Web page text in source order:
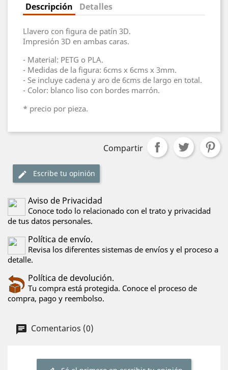
Descripción Detalles
Llavero con figura de patín 3D.
Impresión 3D en ambas caras.
- Material: PETG o PLA.
- Medidas de la figura: 6cms x 6cms x 3mm.
- Se incluye cadena y aro de 6cms de largo en total.
- Color: blanco liso con bordes marrón.
* precio por pieza.
Compartir
Escribe tu opinión
Aviso de Privacidad
Conoce todo lo relacionado con el trato y privacidad
de tus datos personales.
Política de envío.
Revisa los diferentes sistemas de envíos y el proceso a
detalle.
Política de devolución.
Tu compra está protegida. Conoce el proceso de
compra, pago y reembolso.
Comentarios (0)